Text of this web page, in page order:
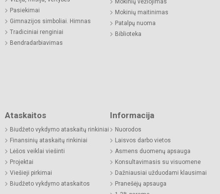
Pasiekimai
Gimnazijos simboliai. Himnas
Tradiciniai renginiai
Bendradarbiavimas
Mokinių vežiojimas
Mokinių maitinimas
Patalpų nuoma
Biblioteka
Ataskaitos
Biudžeto vykdymo ataskaitų rinkiniai
Finansinių ataskaitų rinkiniai
Lėšos veiklai viešinti
Projektai
Viešieji pirkimai
Biudžeto vykdymo ataskaitos
Informacija
Nuorodos
Laisvos darbo vietos
Asmens duomenų apsauga
Konsultavimasis su visuomene
Dažniausiai užduodami klausimai
Pranešėjų apsauga